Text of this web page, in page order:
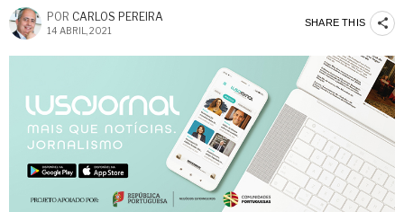
POR CARLOS PEREIRA
14 ABRIL, 2021
SHARE THIS